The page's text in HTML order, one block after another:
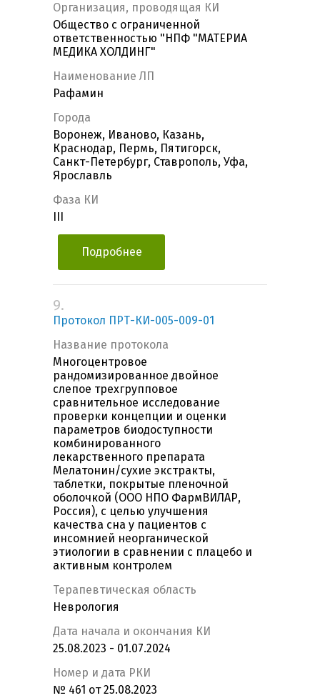
Организация, проводящая КИ
Общество с ограниченной
ответственностью "НПФ "МАТЕРИА
МЕДИКА ХОЛДИНГ"
Наименование ЛП
Рафамин
Города
Воронеж, Иваново, Казань,
Краснодар, Пермь, Пятигорск,
Санкт-Петербург, Ставрополь, Уфа,
Ярославль
Фаза КИ
Подробнее
9.
Протокол ПРТ-КИ-005-009-01
Название протокола
Многоцентровое
рандомизированное двойное
слепое трехгрупповое
сравнительное исследование
проверки концепции и оценки
параметров биодоступности
комбинированного
лекарственного препарата
Мелатонин/сухие экстракты,
таблетки, покрытые пленочной
оболочкой (ООО НПО ФармВИЛАР,
Россия), с целью улучшения
качества сна у пациентов с
инсомнией неорганической
этиологии в сравнении с плацебо и
активным контролем
Терапевтическая область
Неврология
Дата начала и окончания КИ
25.08.2023 - 01.07.2024
Номер и дата РКИ
№ 461 от 25.08.2023